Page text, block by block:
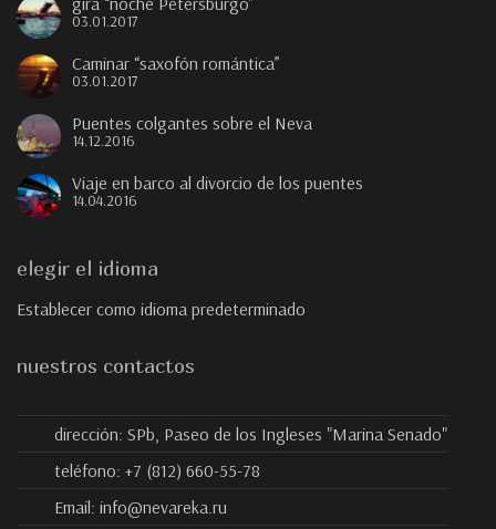
03.01.2017
Caminar “saxofón romántica”
03.01.2017
Puentes colgantes sobre el Neva
14.12.2016
Viaje en barco al divorcio de los puentes
14.04.2016
elegir el idioma
Establecer como idioma predeterminado
nuestros contactos
dirección: SPb, Paseo de los Ingleses "Marina Senado"
teléfono: +7 (812) 660-55-78
Email: info@nevareka.ru